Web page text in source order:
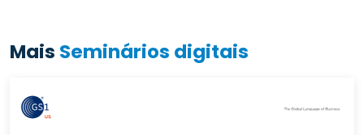
Mais Seminários digitais